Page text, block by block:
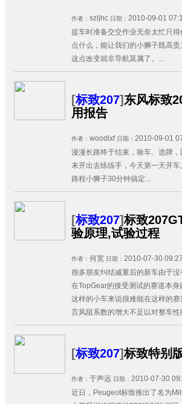
作者： szljhc 日期： 2010-09-01
提车时准备交交作业无奈太忙只
点什么，能让我们的小狮子既高
这点改变就非导航莫属了。...
[标致207] 东风标致
用报告
作者： woodlxf 日期： 2010-09-01
漫漫长路终于结束，验车、选牌
末开出去练练手，今天第一天开
路程小狮子30分钟搞定...
[标致207]标致
验原理,试验过程
作者： 何宽 日期： 2010-07-30
很多朋友纠结减重后的新车由于
在TopGear的接受测试的赛道本
这样的小车来说很难能在这样的
言风阻系数的增大不足以对整车
[标致207]标致特别
作者： 于声远 日期： 2010-07-30
近日，Peugeot标致推出了名为